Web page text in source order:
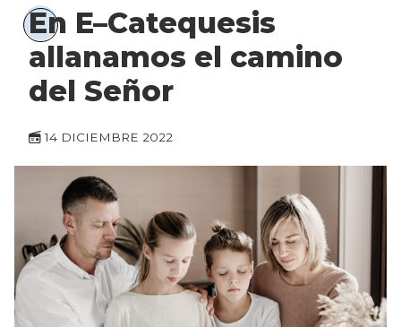
En E–Catequesis
allanamos el camino
del Señor
14 DICIEMBRE 2022